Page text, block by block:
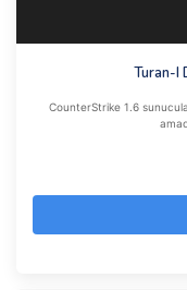
Turan-I
CounterStrike 1.6